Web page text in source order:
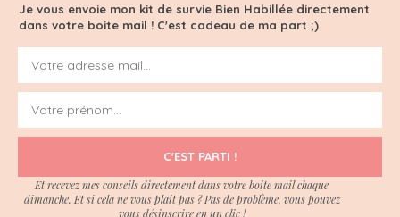
Je vous envoie mon kit de survie Bien Habillée directement
dans votre boite mail ! C'est cadeau de ma part ;)
C'EST PARTI !
Et recevez mes conseils directement dans votre boite mail chaque
dimanche. Et si cela ne vous plait pas ? Pas de problème, vous pouvez
vous désinscrire en un clic !